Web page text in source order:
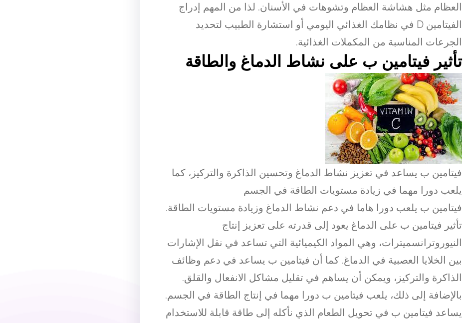
العظام مثل هشاشة العظام وتشوهات في الأسنان. لذا من المهم إدراج
الفيتامين D في نظامك الغذائي اليومي أو استشارة الطبيب لتحديد
الجرعات المناسبة من المكملات الغذائية.
تأثير فيتامين ب على نشاط الدماغ والطاقة
فيتامين ب يساعد في تعزيز نشاط الدماغ وتحسين الذاكرة والتركيز، كما
يلعب دورا مهما في زيادة مستويات الطاقة في الجسم
فيتامين ب يلعب دورا هاما في دعم نشاط الدماغ وزيادة مستويات الطاقة.
تأثير فيتامين ب على الدماغ يعود إلى قدرته على تعزيز إنتاج
النيوروترانسميترات، وهي المواد الكيميائية التي تساعد في نقل الإشارات
بين الخلايا العصبية في الدماغ. كما أن فيتامين ب يساعد في دعم وظائف
الذاكرة والتركيز، ويمكن أن يساهم في تقليل مشاكل الانفعال والقلق.
بالإضافة إلى ذلك، يلعب فيتامين ب دورا مهما في إنتاج الطاقة في الجسم.
يساعد فيتامين ب في تحويل الطعام الذي نأكله إلى طاقة قابلة للاستخدام